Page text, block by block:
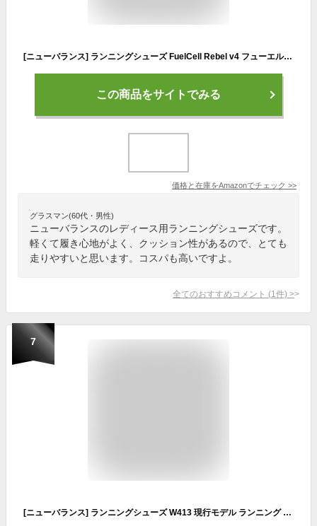
[ニューバランス] ランニングシューズ FuelCell Rebel v4 フューエルセル レベル 旧品 レディース LR4(RED) 22.5 cm B
この商品をサイトでみる
価格と在庫をAmazonでチェック >>
グラスマン(60代・男性)
ニューバランスのレディース用ランニングシューズです。
軽くて履き心地がよく、クッション性があるので、とても
走りやすいと思います。コスパも高いですよ。
全てのおすすめコメント (1 件) >
7
[ニューバランス] ランニングシューズ W413 現行モデル ランニング ウォーキング スニーカー 白 通学 幅広 軽量 レディース LK3(BLACK/WHITE) 24.0 cm D